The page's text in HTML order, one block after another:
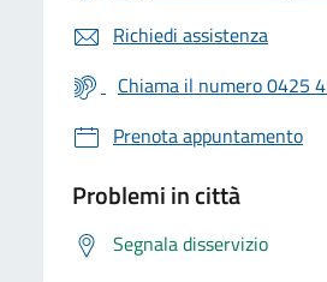
Richiedi assistenza
Chiama il numero 0425
Prenota appuntamento
Problemi in città
Segnala disservizio